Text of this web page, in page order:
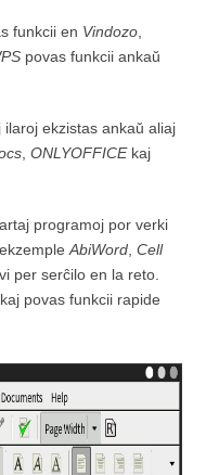
funkcii en Vindozo
povas funkcii ankaŭ
ekzistas ankaŭ aliaj
ONLYOFFICEkaj
programoj por verki
AbiWord Cell
per serĉilo en la reto.
povas funkcii rapide